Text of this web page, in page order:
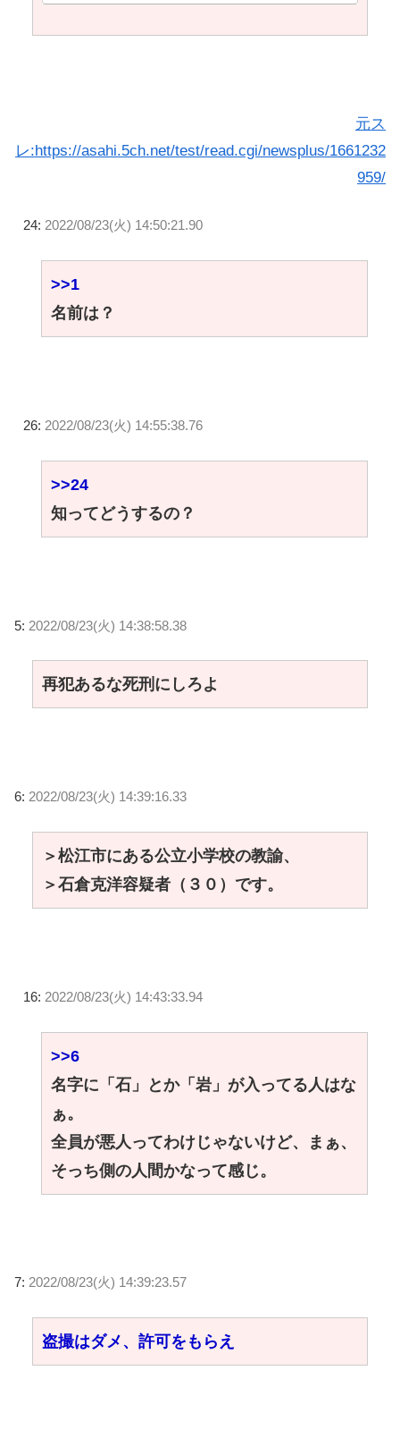
教諭は１月、市
元ス
レ:https://asahi.5ch.net/test/read.cgi/newsplus/1661232
959/
24: 2022/08/23(火) 14:50:21.90
>>1
名前は？
26: 2022/08/23(火) 14:55:38.76
>>24
知ってどうするの？
5: 2022/08/23(火) 14:38:58.38
再犯あるな死刑にしろよ
6: 2022/08/23(火) 14:39:16.33
＞松江市にある公立小学校の教諭、
＞石倉克洋容疑者（３０）です。
16: 2022/08/23(火) 14:43:33.94
>>6
名字に「石」とか「岩」が入ってる人はな
ぁ。
全員が悪人ってわけじゃないけど、まぁ、
そっち側の人間かなって感じ。
7: 2022/08/23(火) 14:39:23.57
盗撮はダメ、許可をもらえ